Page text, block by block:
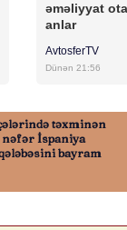
əməliyyat
anlar
AvtosferTV
Dünən 21:56